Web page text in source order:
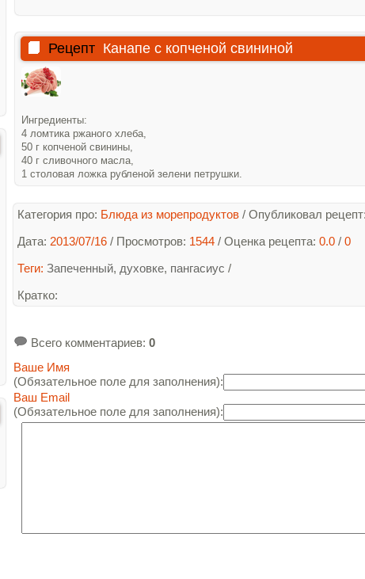
Рецепт Канапе с копченой свининой
Ингредиенты:
4 ломтика ржаного хлеба,
50 г копченой свинины,
40 г сливочного масла,
1 столовая ложка рубленой зелени петрушки.
Категория про: Блюда из морепродуктов / Опубликовал
Дата: 2013/07/16 / Просмотров: 1544 / Оценка рецепта: 0.0 / 0
Теги: Запеченный, духовке, пангасиус /
Кратко:
Всего комментариев: 0
Ваше Имя
(Обязательное поле для заполнения):
Ваш Email
(Обязательное поле для заполнения):